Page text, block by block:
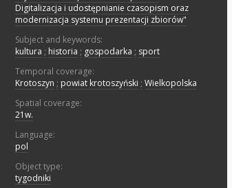
Digitalizacja i udostępnianie czasopism oraz
modernizacja systemu prezentacji zbiorów"
Subject and keywords:
kultura ; historia ; gospodarka ; sport
Temporal coverage:
Krotoszyn ; powiat krotoszyński ; Wielkopolska
Spatial coverage:
21w.
Language:
pol
Object type:
tygodniki